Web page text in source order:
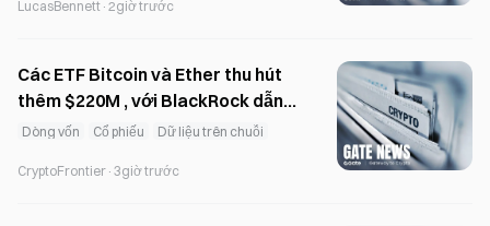
LucasBennett · 2giờ trước
Các ETF Bitcoin và Ether thu hút
thêm $220M , với BlackRock dẫn
đầu dòng tiền vào hôm thứ Năm
Dòng vốn Cổ phiếu Dữ liệu trên chuỗi
CryptoFrontier · 3giờ trước